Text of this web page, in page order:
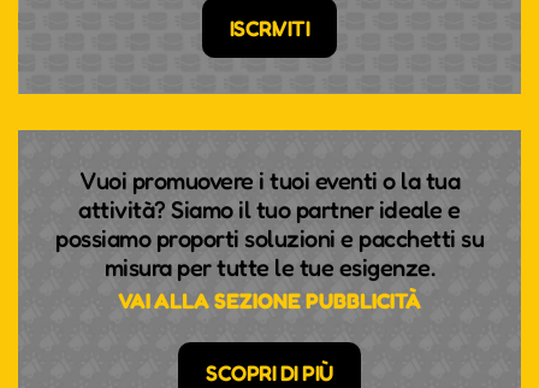
ISCRIVITI
Vuoi promuovere i tuoi eventi o la tua
attività? Siamo il tuo partner ideale e
possiamo proporti soluzioni e pacchetti su
misura per tutte le tue esigenze.
VAI ALLA SEZIONE PUBBLICITÀ
SCOPRI DI PIÙ